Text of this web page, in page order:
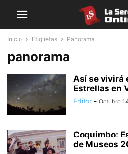
Inicio Etiquetas Panorama
panorama
Así se vivirá
Estrellas en
Editor - Octubre
Coquimbo:
de Museos